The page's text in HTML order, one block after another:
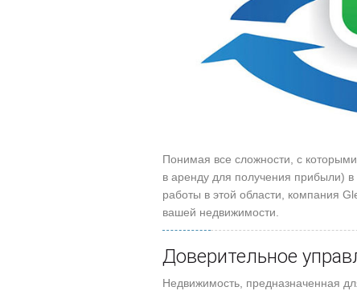
Понимая все сложности, с
в аренду для получения прибыли)
работы в этой области, компания
вашей недвижимости.
Доверительное
Недвижимость, предназначенная